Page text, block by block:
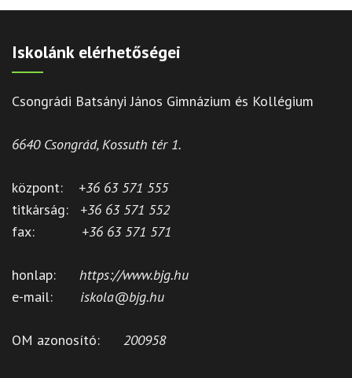
Iskolánk elérhetőségei
Csongrádi Batsányi János Gimnázium és Kollégium
6640 Csongrád, Kossuth tér 1.
központ: +36 63 571 555
titkárság: +36 63 571 552
fax: +36 63 571 571
honlap: https://www.bjg.hu
e-mail: iskola@bjg.hu
OM azonosító: 200958